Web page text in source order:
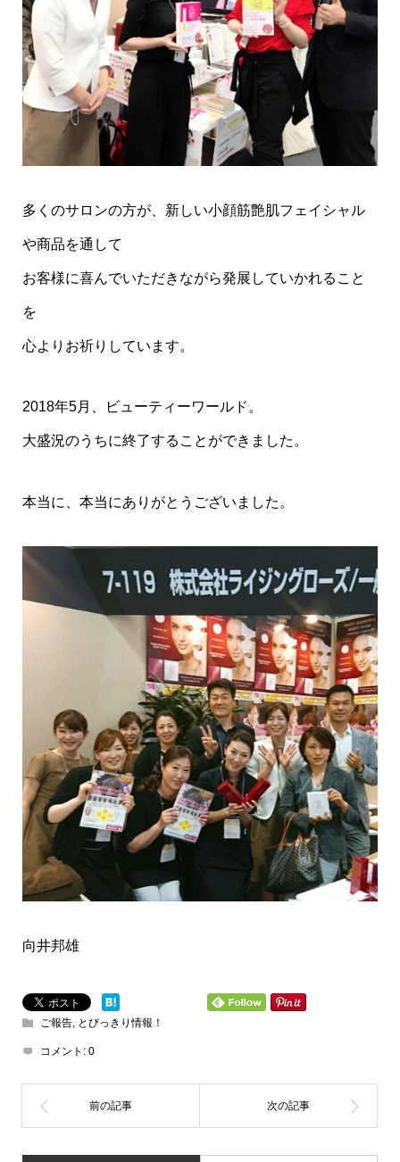
多くのサロンの方が、新しい小顔筋艶肌フェイシャル
や商品を通して
お客様に喜んでいただきながら発展していかれること
を
心よりお祈りしています。
2018年5月、ビューティーワールド。
大盛況のうちに終了することができました。
本当に、本当にありがとうございました。
向井邦雄
ご報告, とびっきり情報！
コメント: 0